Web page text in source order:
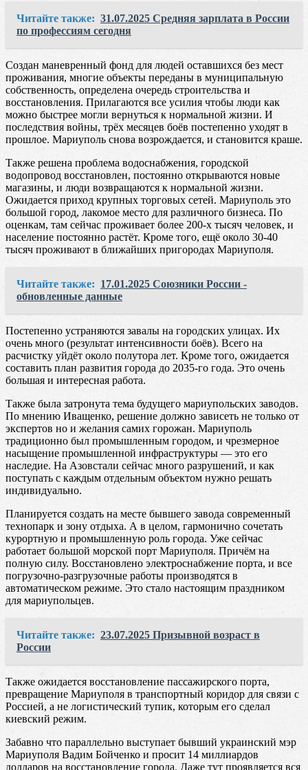
Читайте также: 31.07.2025 Средняя зарплата в России
по профессиям сегодня
Создан маневренный фонд для людей оставшихся без мест
проживания, многие объекты переданы в муниципальную
собственность, определена очередь строительства и
восстановления. Прилагаются все усилия чтобы люди как
можно быстрее могли вернуться к нормальной жизни. И
последствия войны, трёх месяцев боёв постепенно уходят в
прошлое. Мариуполь снова возрождается, и становится краше.
Также решена проблема водоснабжения, городской
водопровод восстановлен, постоянно открываются новые
магазины, и люди возвращаются к нормальной жизни.
Ожидается приход крупных торговых сетей. Мариуполь это
большой город, лакомое место для различного бизнеса. По
оценкам, там сейчас проживает более 200-х тысяч человек, и
население постоянно растёт. Кроме того, ещё около 30-40
тысяч проживают в ближайших пригородах Мариуполя.
Читайте также: 17.01.2025 Союзники России -
обновленные данные
Постепенно устраняются завалы на городских улицах. Их
очень много (результат интенсивности боёв). Всего на
расчистку уйдёт около полутора лет. Кроме того, ожидается
составить план развития города до 2035-го года. Это очень
большая и интересная работа.
Также была затронута тема будущего мариупольских заводов.
По мнению Иващенко, решение должно зависеть не только от
экспертов но и желания самих горожан. Мариуполь
традиционно был промышленным городом, и чрезмерное
насыщение промышленной инфраструктуры — это его
наследие. На Азовстали сейчас много разрушений, и как
поступать с каждым отдельным объектом нужно решать
индивидуально.
Планируется создать на месте бывшего завода современный
технопарк и зону отдыха. А в целом, гармонично сочетать
курортную и промышленную роль города. Уже сейчас
работает большой морской порт Мариуполя. Причём на
полную силу. Восстановлено электроснабжение порта, и все
погрузочно-разгрузочные работы производятся в
автоматическом режиме. Это стало настоящим праздником
для мариупольцев.
Читайте также: 23.07.2025 Призывной возраст в
России
Также ожидается восстановление пассажирского порта,
превращение Мариуполя в транспортный коридор для связи с
Россией, а не логистический тупик, которым его сделал
киевский режим.
Забавно что параллельно выступает бывший украинский мэр
Мариуполя Вадим Бойченко и просит 14 миллиардов
долларов на восстановление города. Даже тут проявляется вся